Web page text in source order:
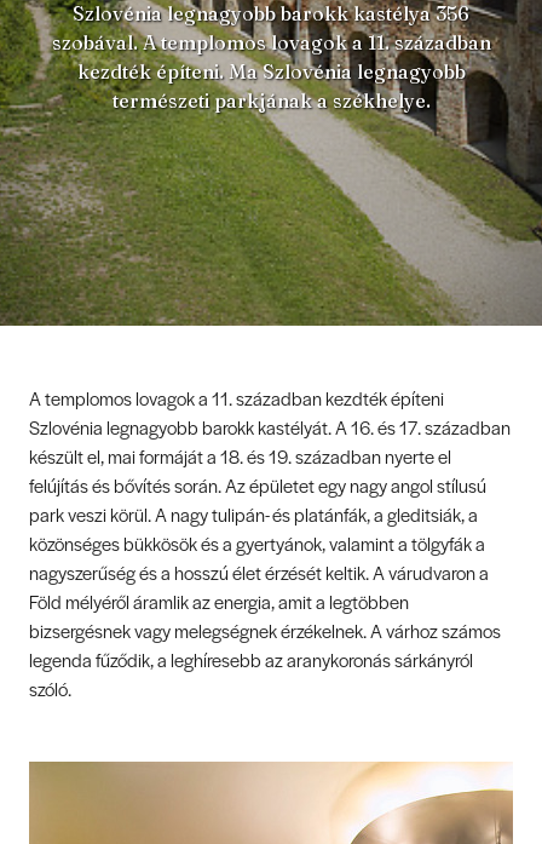
Szlovénia legnagyobb barokk kastélya 356
szobával. A templomos lovagok a 11. században
kezdték építeni. Ma Szlovénia legnagyobb
természeti parkjának a székhelye.
A templomos lovagok a 11. században kezdték építeni
Szlovénia legnagyobb barokk kastélyát. A 16. és 17. században
készült el, mai formáját a 18. és 19. században nyerte el
felújítás és bővítés során. Az épületet egy nagy angol stílusú
park veszi körül. A nagy tulipán- és platánfák, a gleditsiák, a
közönséges bükkösök és a gyertyánok, valamint a tölgyfák a
nagyszerűség és a hosszú élet érzését keltik. A várudvaron a
Föld mélyéről áramlik az energia, amit a legtöbben
bizsergésnek vagy melegségnek érzékelnek. A várhoz számos
legenda fűződik, a leghíresebb az aranykoronás sárkányról
szóló.